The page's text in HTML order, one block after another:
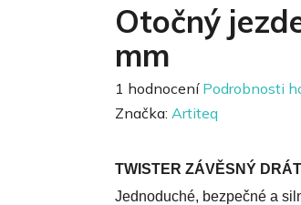
Otočný
mm
Průměrné
hodnocení
je
1 hodnocení Podrobnosti
Značka: Artiteq
TWISTER ZÁVĚSNÝ DRÁT
Jednoduché, bezpečné a